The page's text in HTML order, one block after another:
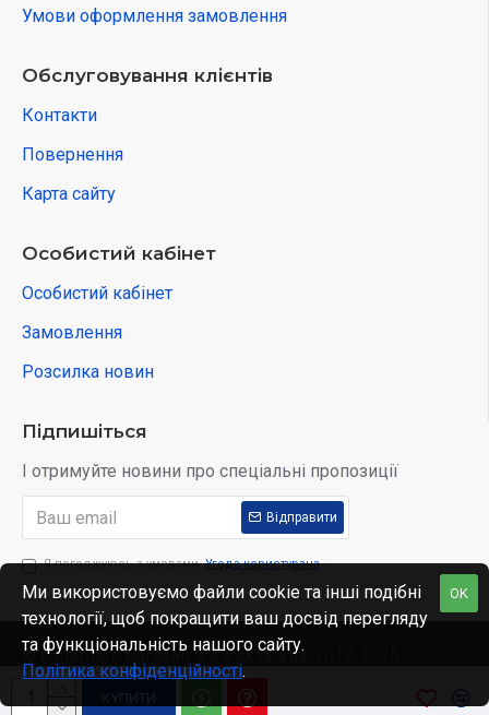
КУПИТИ
Умови оформлення замовлення
Обслуговування клієнтів
Контакти
Повернення
Карта сайту
Особистий кабінет
Особистий кабінет
Замовлення
Розсилка новин
Підпишіться
І отримуйте новини про спеціальні пропозиції
Відправити
Я погоджуюсь з умовами Угода користувача
© Интернет-магазин www.skidka.ua, 2012-2025.
OK
Ми використовуємо файли cookie та інші подібні
технології, щоб покращити ваш досвід перегляду
та функціональність нашого сайту.
Політика конфіденційності.